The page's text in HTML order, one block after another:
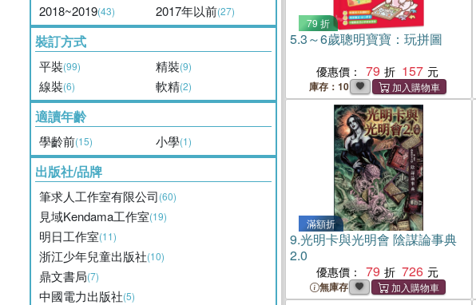
2018~2019(43) 2017年以前(27)
裝訂方式
平裝(99) 精裝(9)
線裝(6) 軟精(2)
適讀年齡
學齡前(15) 小學(1)
出版社/品牌
筆求人工作室有限公司(60)
見域Kendama工作室(19)
明日工作室(11)
浙江少年兒童出版社(10)
鼎文書局(7)
中國電力出版社(5)
79 折
5.3～6歲聰明寶寶：玩拼圖
優惠價： 79 157
庫存：10
滿額折
9.光明卡與光明會 陰謀論事典
2.0
優惠價： 79 726
無庫存